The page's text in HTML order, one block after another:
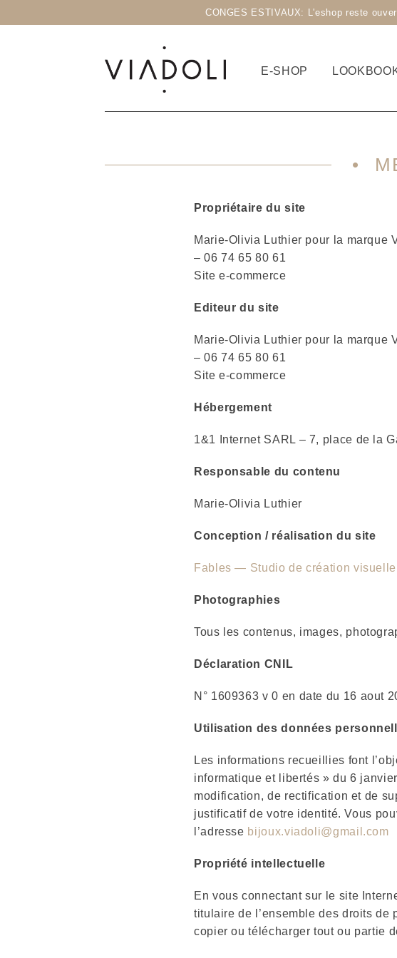
CONGES ESTIVAUX: L'eshop reste
E-SHOP
Propriétaire du site
Marie-Olivia Luthier pour la marque
– 06 74 65 80 61
Site e-commerce
Editeur du site
Marie-Olivia Luthier pour la marque
– 06 74 65 80 61
Site e-commerce
Hébergement
1&1 Internet SARL – 7, place de la
Responsable du contenu
Marie-Olivia Luthier
Conception / réalisation du site
Fables — Studio de création visuelle
Photographies
Tous les contenus, images,
Déclaration CNIL
N° 1609363 v 0 en date du 16 aout
Utilisation des données
Les informations recueillies font
informatique et libertés » du 6
modification, de rectification et de
justificatif de votre identité. Vous
l’adresse bijoux.viadoli@gmail.com
Propriété intellectuelle
En vous connectant sur le site
titulaire de l’ensemble des droits de
copier ou télécharger tout ou partie